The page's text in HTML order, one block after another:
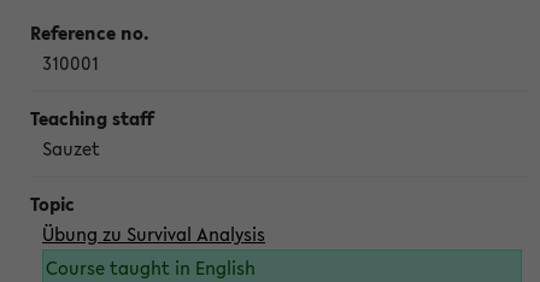
310001
Sauzet
Übung zu Survival Analysis
Course taught in English